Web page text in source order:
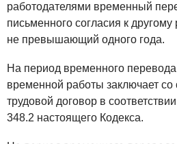
работодателями временный
письменного согласия к
не превышающий одного года.
На период временного
временной работы заключает
трудовой договор в
348.2 настоящего Кодекса.